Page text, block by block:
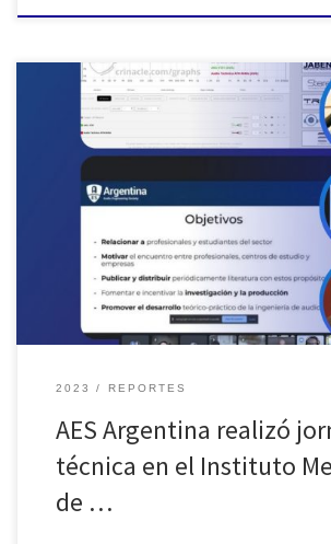
El jueves 27 de abril realizamos una actividad
Sección Estudiantil AES-IMAS de Godoy Cruz,
una breve presentación de la Sección
Presidente y Vicepresidente, Gustavo
Paladino, se dio inicio a la conferencia técnica
Auriculares”, impartida por […]
2023 REPORTES
AES Argentina realizó
técnica en el Instituto
de …